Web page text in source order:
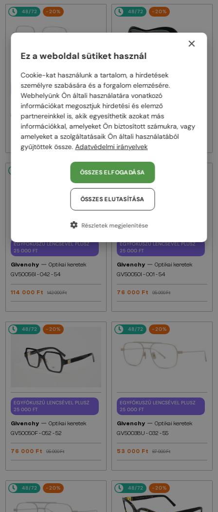
48/72 -20%
EGYFÓKUSZÚ LENCSÉVEL PLUSZ
25 000 FT
Givenchy—Optikai keretek
GV50039U - 028 - 55
59 000 Ft 74 000 Ft
48/72 -20%
Givenchy—Napszemüvegek
GV40098U - 01A - 131
122 000 Ft 153 000 Ft
EGYFÓKUSZÚ LENCSÉVEL PLUSZ
25 000 FT
Givenchy — Optikai keretek
GV50056I - 042 - 54
114 000 Ft 142 000 Ft
48/72
EGYFÓKUSZÚ LENCSÉVEL PLUSZ
25 000 FT
Givenchy — Optikai keretek
GV50050I - 001 - 54
76 000 Ft 95 000 Ft
48/72 -20%
EGYFÓKUSZÚ LENCSÉVEL PLUSZ
25 000 FT
Givenchy — Optikai keretek
GV50050F - 052 - 52
76 000 Ft 95 000 Ft
48/72 -20%
EGYFÓKUSZÚ LENCSÉVEL PLUSZ
25 000 FT
Givenchy — Optikai keretek
GV50038U - 032 - 55
53 000 Ft 67 000 Ft
48/72 -20% 48/72 -20%
×
Ez a weboldal sütiket használ
Cookie-kat használunk a tartalom, a hirdetések
személyre szabására és a forgalom elemzésére.
Webhelyünk Ön általi használatára vonatkozó
információkat megosztjuk hirdetési és elemző
partnereinkkel is, akik egyesíthetik azokat más
információkkal, amelyeket Ön biztosított számukra, vagy
amelyeket a szolgáltatásaik Ön általi használatából
gyűjtöttek össze. Adatvédelmi irányelvek
ÖSSZES ELFOGADÁSA
ÖSSZES ELUTASÍTÁSA
Részletek megjelenítése